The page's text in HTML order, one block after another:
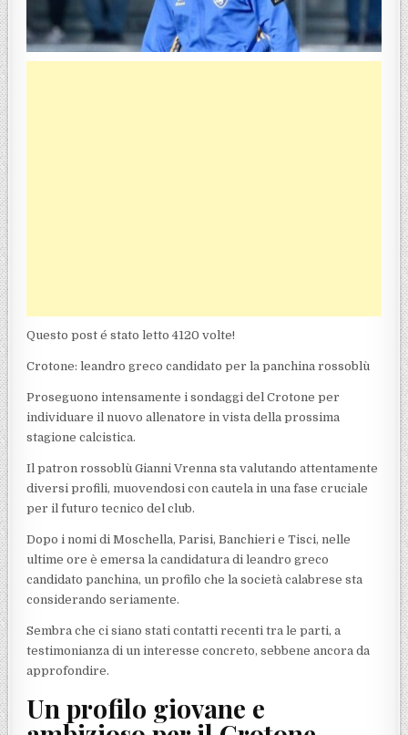
Questo post é stato letto 4120 volte!
Crotone: leandro greco candidato per la panchina rossoblù
Proseguono intensamente i sondaggi del Crotone per
individuare il nuovo allenatore in vista della prossima
stagione calcistica.
Il patron rossoblù Gianni Vrenna sta valutando attentamente
diversi profili, muovendosi con cautela in una fase cruciale
per il futuro tecnico del club.
Dopo i nomi di Moschella, Parisi, Banchieri e Tisci, nelle
ultime ore è emersa la candidatura di leandro greco
candidato panchina, un profilo che la società calabrese sta
considerando seriamente.
Sembra che ci siano stati contatti recenti tra le parti, a
testimonianza di un interesse concreto, sebbene ancora da
approfondire.
Un profilo giovane e